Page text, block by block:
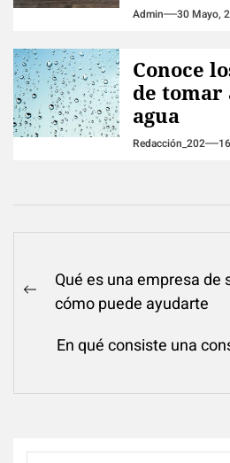
Admin 30 Mayo,
Conoce
de tomar
agua
Redacción_202
Navegación
dePrevious
Qué es una empresa de
cómo puede ayudarte
En qué consiste una